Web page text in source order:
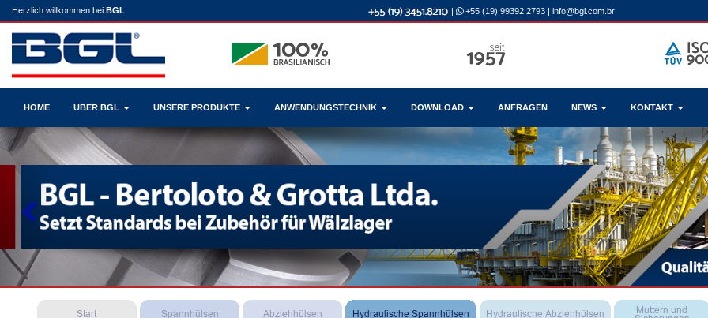
Herzlich willkommen bei BGL | +55 (19) 99392.2793 | info@bgl.com.br
HOME ÜBER BGL UNSERE PRODUKTE ANWENDUNGSTECHNIK DOWNLOAD ANFRAGEN NEWS KONTAKT
Previous